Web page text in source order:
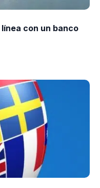
con un banco